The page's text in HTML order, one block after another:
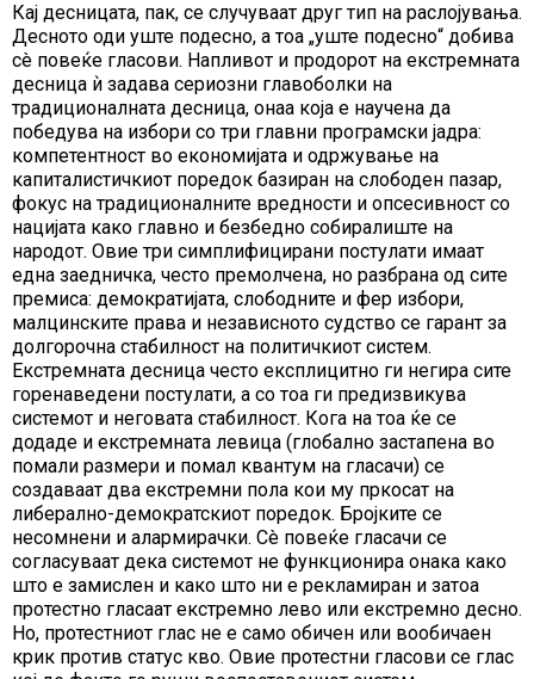
Кај десницата, пак, се случуваат друг тип на раслојувања.
Десното оди уште подесно, а тоа „уште подесно“ добива
сè повеќе гласови. Напливот и продорот на екстремната
десница ѝ задава сериозни главоболки на
традиционалната десница, онаа која е научена да
победува на избори со три главни програмски јадра:
компетентност во економијата и одржување на
капиталистичкиот поредок базиран на слободен пазар,
фокус на традиционалните вредности и опсесивност со
нацијата како главно и безбедно собиралиште на
народот. Овие три симплифицирани постулати имаат
една заедничка, често премолчена, но разбрана од сите
премиса: демократијата, слободните и фер избори,
малцинските права и независното судство се гарант за
долгорочна стабилност на политичкиот систем.
Екстремната десница често експлицитно ги негира сите
горенаведени постулати, а со тоа ги предизвикува
системот и неговата стабилност. Кога на тоа ќе се
додаде и екстремната левица (глобално застапена во
помали размери и помал квантум на гласачи) се
создаваат два екстремни пола кои му пркосат на
либерално-демократскиот поредок. Бројките се
несомнени и алармирачки. Сè повеќе гласачи се
согласуваат дека системот не функционира онака како
што е замислен и како што ни е рекламиран и затоа
протестно гласаат екстремно лево или екстремно десно.
Но, протестниот глас не е само обичен или вообичаен
крик против статус кво. Овие протестни гласови се глас